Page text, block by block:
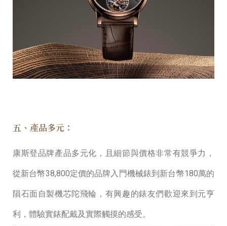
五、產品多元：
康斯登品牌產品多元化，且細節與價格非常有競爭⼒，
從新台幣38,800定價的品牌入⾨機械錶到新台幣180萬的
隕⽯⾯⾃製機芯陀飛輪，有興趣的錶友們歡迎來到元亨
利，體驗實錶配戴及實際觸摸的感受。